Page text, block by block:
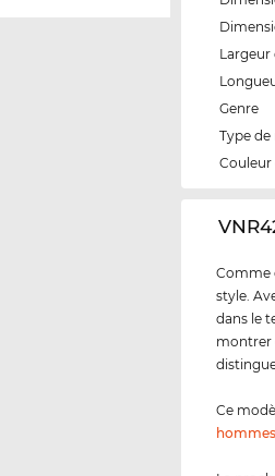
Genre
Type
Comme
style.
dans le
montrer
Ce
hommes